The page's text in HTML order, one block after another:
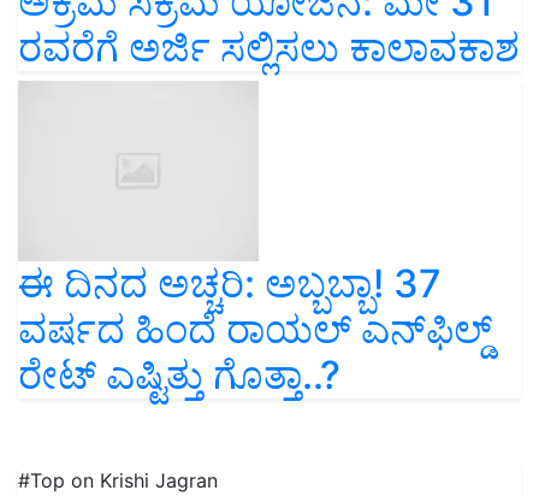
ರವರೆಗೆ ಅರ್ಜಿ ಸಲ್ಲಿಸಲು ಕಾಲಾವಕಾಶ
ಈ ದಿನದ ಅಚ್ಚರಿ: ಅಬ್ಬಬ್ಬಾ! 37
ವರ್ಷದ ಹಿಂದೆ ರಾಯಲ್‌ ಎನ್‌ಫಿಲ್ಡ್‌
ರೇಟ್‌ ಎಷ್ಟಿತ್ತು ಗೊತ್ತಾ..?
#Top on Krishi Jagran